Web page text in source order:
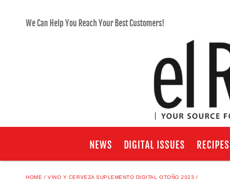
We Can Help You Reach Your Best Customers!
NEWS DIGITAL ISSUES RECIPES
HOME VINO Y CERVEZA SUPLEMENTO DIGITAL OTOÑO 2023